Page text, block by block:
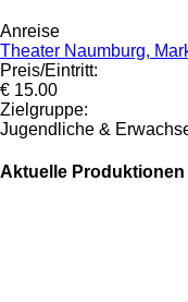
Anreise
Theater Naumburg,
Preis/Eintritt:
€ 15.00
Zielgruppe:
Jugendliche &
Aktuelle Produktionen